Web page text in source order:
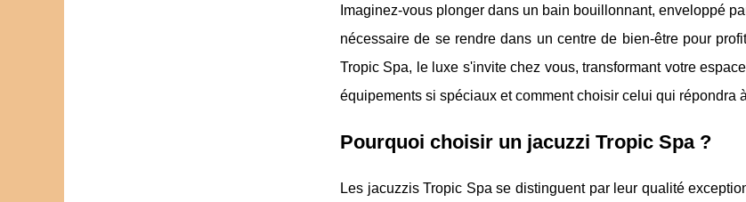
Imaginez-vous plonger dans un bain bouillonnant, enveloppé
nécessaire de se rendre dans un centre de bien-être pour
Tropic Spa, le luxe s'invite chez vous, transformant votre
équipements si spéciaux et comment choisir celui qui répondra
Pourquoi choisir un jacuzzi Tropic Spa ?
Les jacuzzis Tropic Spa se distinguent par leur qualité